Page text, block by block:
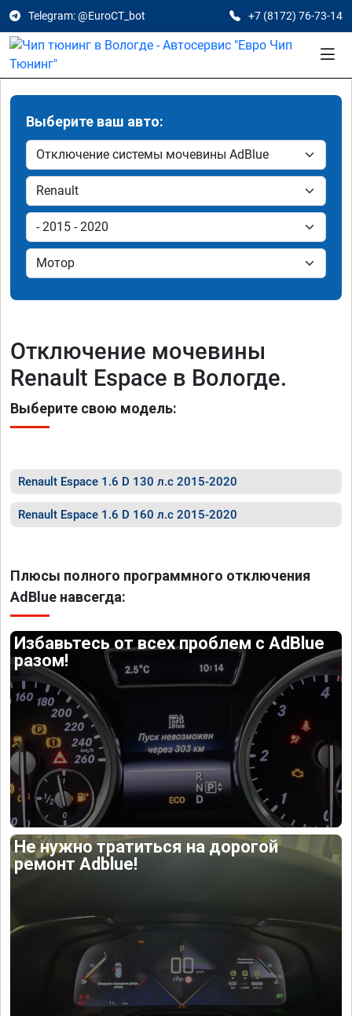
Telegram: @EuroCT_bot +7 (8172) 76-73-14
Выберите ваш авто:
Отключение мочевины
Renault Еsраce в Вологде.
Выберите свою модель:
Renault Еsраce 1.6 D 130 л.с 2015-2020
Renault Еsраce 1.6 D 160 л.с 2015-2020
Плюсы полного программного отключения
AdBlue навсегда:
Избавьтесь от всех проблем с AdBlue
разом!
Не нужно тратиться на дорогой
ремонт Adblue!